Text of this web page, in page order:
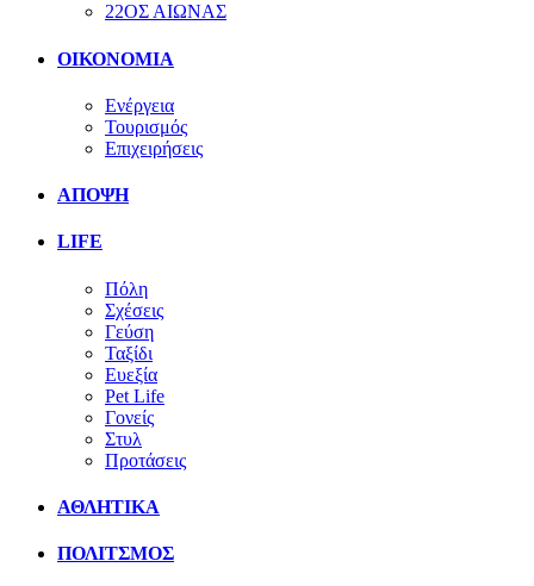
22ΟΣ ΑΙΩΝΑΣ
ΟΙΚΟΝΟΜΙΑ
Ενέργεια
Τουρισμός
Επιχειρήσεις
ΑΠΟΨΗ
LIFE
Πόλη
Σχέσεις
Γεύση
Ταξίδι
Ευεξία
Pet Life
Γονείς
Στυλ
Προτάσεις
ΑΘΛΗΤΙΚΑ
ΠΟΛΙΤΣΜΟΣ